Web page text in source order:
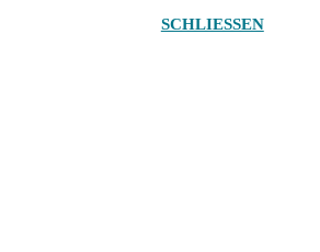
SCHLIESSEN